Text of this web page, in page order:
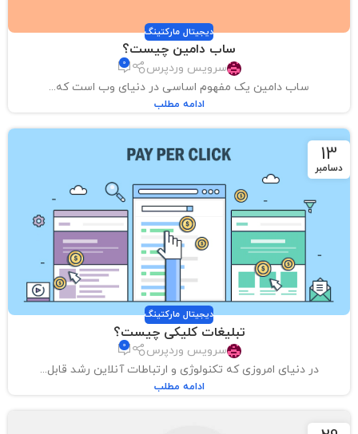
دیجیتال مارکتینگ
ساب دامین چیست؟
سرویس وردپرس 0
ساب دامین یک مفهوم اساسی در دنیای وب است که...
ادامه مطلب
13
دسامبر
دیجیتال مارکتینگ
تبلیغات کلیکی چیست؟
سرویس وردپرس 0
در دنیای امروزی که تکنولوژی و ارتباطات آنلاین رشد قابل...
ادامه مطلب